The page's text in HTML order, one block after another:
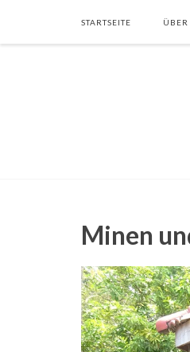
STARTSEITE ÜBER
Minen